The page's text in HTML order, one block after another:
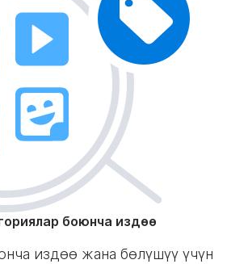
боюнча издөө
издөө жана бөлүшүү үчүн